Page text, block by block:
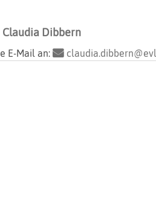
Dibbern
E-Mail an: